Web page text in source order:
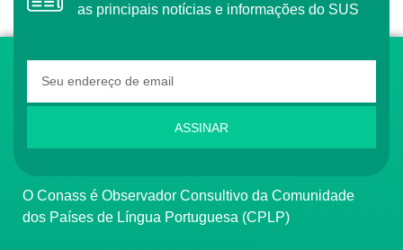
as principais notícias e informações do SUS
ASSINAR
O Conass é Observador Consultivo da Comunidade
dos Países de Língua Portuguesa (CPLP)